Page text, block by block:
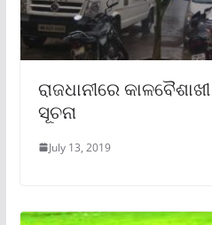
ରାଜଧାନୀରେ
ସୂଚନା
July 13, 2019